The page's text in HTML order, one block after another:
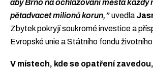
aby Brno na ochlazování města každý
pětadvacet milionů korun,”uvedla
Zbytek pokryjí soukromé investice a
Evropské unie a Státního fondu
V místech, kde se opatření